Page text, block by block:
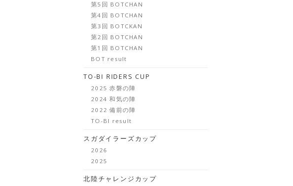
第5回 BOTCHAN
第4回 BOTCHAN
第3回 BOTCKAN
第2回 BOTCHAN
第1回 BOTCHAN
BOT result
TO-BI RIDERS CUP
2025 赤磐の陣
2024 和気の陣
2022 備前の陣
TO-BI result
スガダイラーズカップ
2026
2025
北陸チャレンジカップ